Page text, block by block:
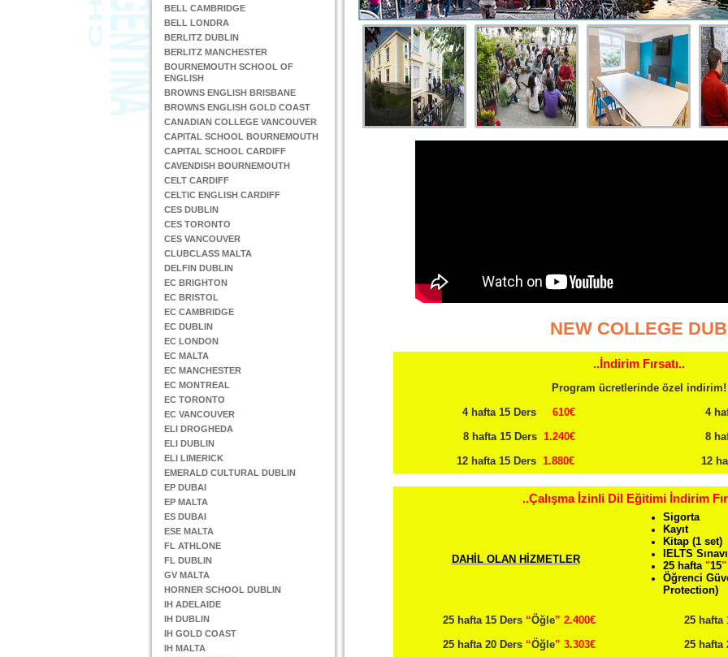
BELL CAMBRIDGE
BELL LONDRA
BERLITZ DUBLIN
BERLITZ MANCHESTER
BOURNEMOUTH SCHOOL OF
ENGLISH
BROWNS ENGLISH BRISBANE
BROWNS ENGLISH GOLD COAST
CANADIAN COLLEGE VANCOUVER
CAPITAL SCHOOL BOURNEMOUTH
CAPITAL SCHOOL CARDIFF
CAVENDISH BOURNEMOUTH
CELT CARDIFF
CELTIC ENGLISH CARDIFF
CES DUBLIN
CES TORONTO
CES VANCOUVER
CLUBCLASS MALTA
DELFIN DUBLIN
EC BRIGHTON
EC BRISTOL
EC CAMBRIDGE
EC DUBLIN
EC LONDON
EC MALTA
EC MANCHESTER
EC MONTREAL
EC TORONTO
EC VANCOUVER
ELI DROGHEDA
ELI DUBLIN
ELI LIMERICK
EMERALD CULTURAL DUBLIN
EP DUBAI
EP MALTA
ES DUBAI
ESE MALTA
FL ATHLONE
FL DUBLIN
GV MALTA
HORNER SCHOOL DUBLIN
IH ADELAIDE
IH DUBLIN
IH GOLD COAST
IH MALTA
NEW COLLEGE
..İndirim Fırsatı..
Program ücretlerinde özel indirim!
4 hafta 15 Ders 610€
4
8 hafta 15 Ders 1.240€
8
12 hafta 15 Ders 1.880€ 12
..Çalışma İzinli Dil Eğitimi İndirim
DAHİL OLAN HİZMETLER
Sigorta
Kayıt
Kitap (1 set)
IELTS Sınavı
25 hafta "15"
Öğrenci
Protection)
25 hafta 15 Ders “Öğle” 2.400€
25 hafta
25 hafta 20 Ders “Öğle” 3.303€ 25 hafta